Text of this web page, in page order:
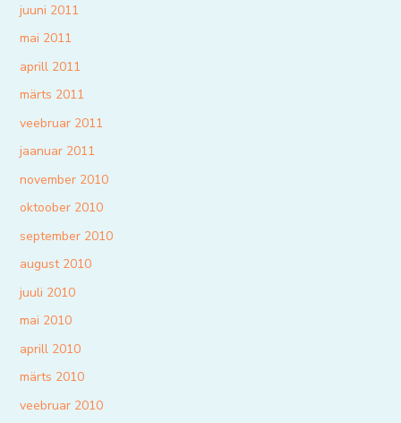
juuni 2011
mai 2011
aprill 2011
märts 2011
veebruar 2011
jaanuar 2011
november 2010
oktoober 2010
september 2010
august 2010
juuli 2010
mai 2010
aprill 2010
märts 2010
veebruar 2010